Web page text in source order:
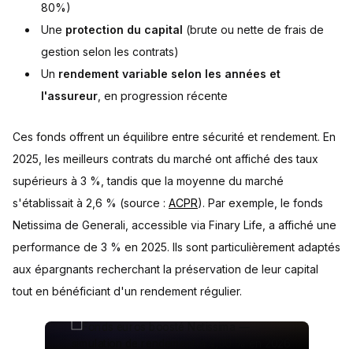
80%)
Une protection du capital (brute ou nette de frais de
gestion selon les contrats)
Un rendement variable selon les années et
l'assureur , en progression récente
Ces fonds offrent un équilibre entre sécurité et rendement. En
2025, les meilleurs contrats du marché ont affiché des taux
supérieurs à 3 %, tandis que la moyenne du marché
s'établissait à 2,6 % (source : ACPR). Par exemple, le fonds
Netissima de Generali, accessible via Finary Life, a affiché une
performance de 3 % en 2025. Ils sont particulièrement adaptés
aux épargnants recherchant la préservation de leur capital
tout en bénéficiant d'un rendement régulier.